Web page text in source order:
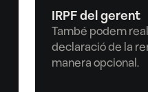
IRPF del gerent
També podem
declaració de la
manera opcional.